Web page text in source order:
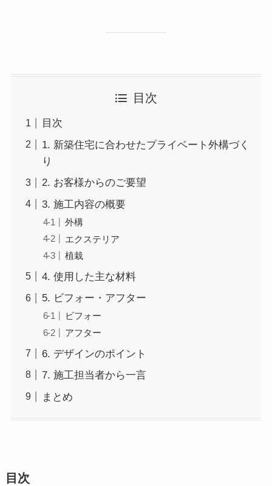
目次
目次
1. 新築住宅に合わせたプライベート外構づく
り
2. お客様からのご要望
3. 施工内容の概要
外構
エクステリア
植栽
4. 使用した主な材料
5. ビフォー・アフター
ビフォー
アフター
6. デザインのポイント
7. 施工担当者から一言
まとめ
目次